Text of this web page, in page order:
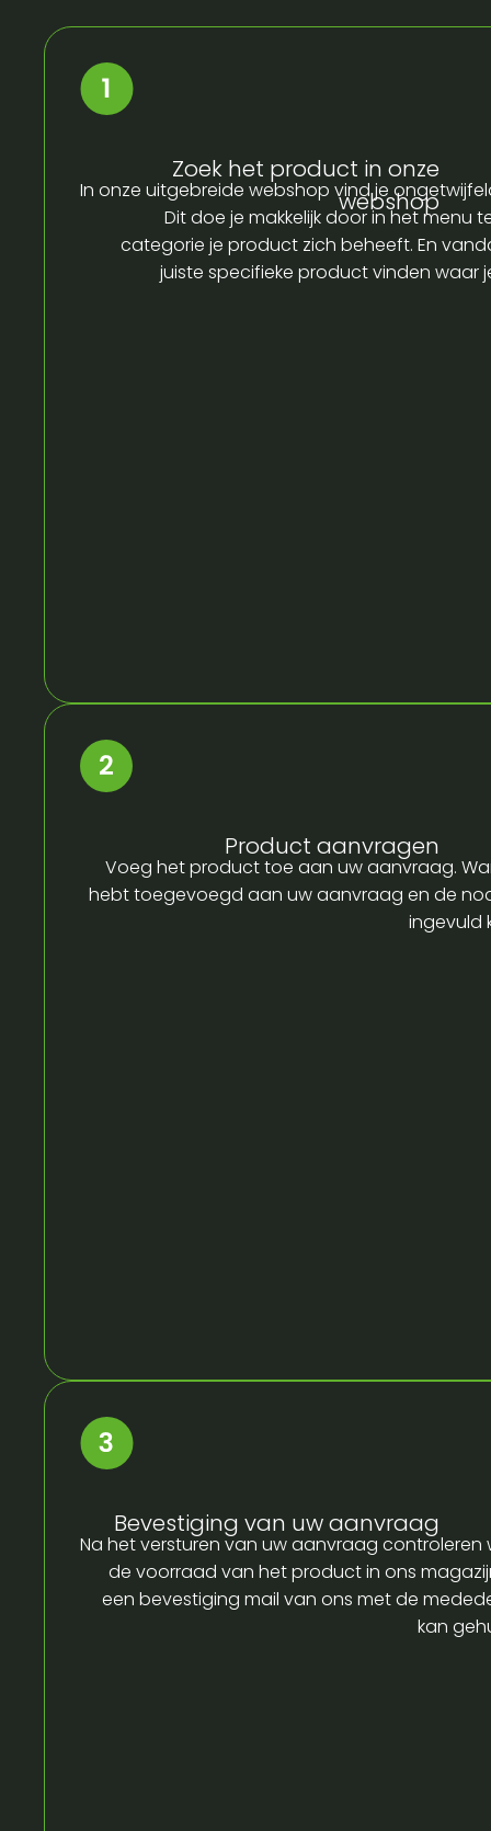
Zoek het product in onze
webshop
In onze uitgebreide webshop vind je
Dit doe je makkelijk door in het menu
categorie je product zich beheeft. En
juiste specifieke product vinden waar
Product aanvragen
Voeg het product toe aan uw aanvraag.
hebt toegevoegd aan uw aanvraag en de
ingevuld
Bevestiging van uw aanvraag
Na het versturen van uw aanvraag controleren
de voorraad van het product in ons
een bevestiging mail van ons met de
kan